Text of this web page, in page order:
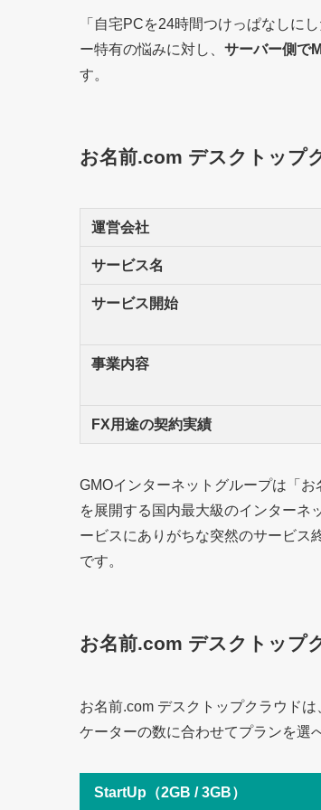
「自宅PCを24時間つけっぱなしに
ー特有の悩みに対し、 サーバー側で
す。
お名前.com デスクトップ
運営会社
サービス名
サービス開始
事業内容
FX用途の契約実績
GMOインターネットグループは「
を展開する国内最大級のインターネ
ービスにありがちな突然のサービス
です。
お名前.com デスクトップ
お名前.com デスクトップクラウド
ケーターの数に合わせてプランを選
StartUp（2GB / 3GB）